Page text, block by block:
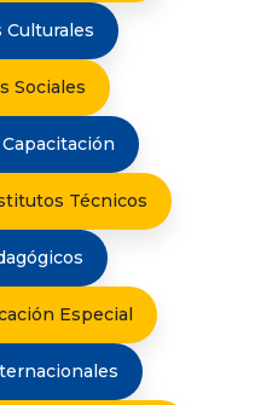
Sociales
Técnicos
Especial